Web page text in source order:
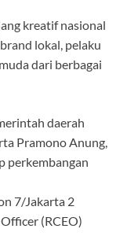
kreatif nasional
lokal, pelaku
dari berbagai
daerah
Pramono Anung,
perkembangan
7/Jakarta 2
(RCEO)